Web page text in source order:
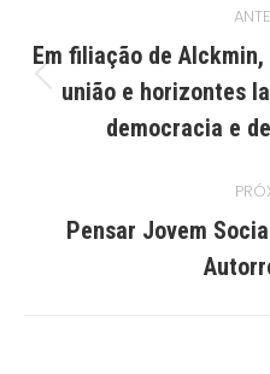
de
post:
Em filiação de
união e horizontes
democracia e
Pensar Jovem